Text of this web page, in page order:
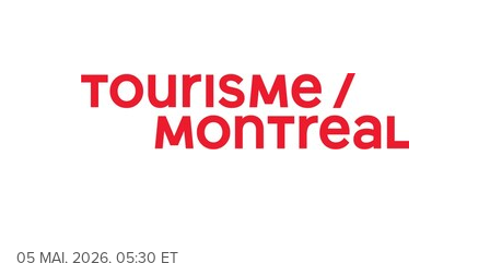
05 MAI, 2026, 05:30 ET